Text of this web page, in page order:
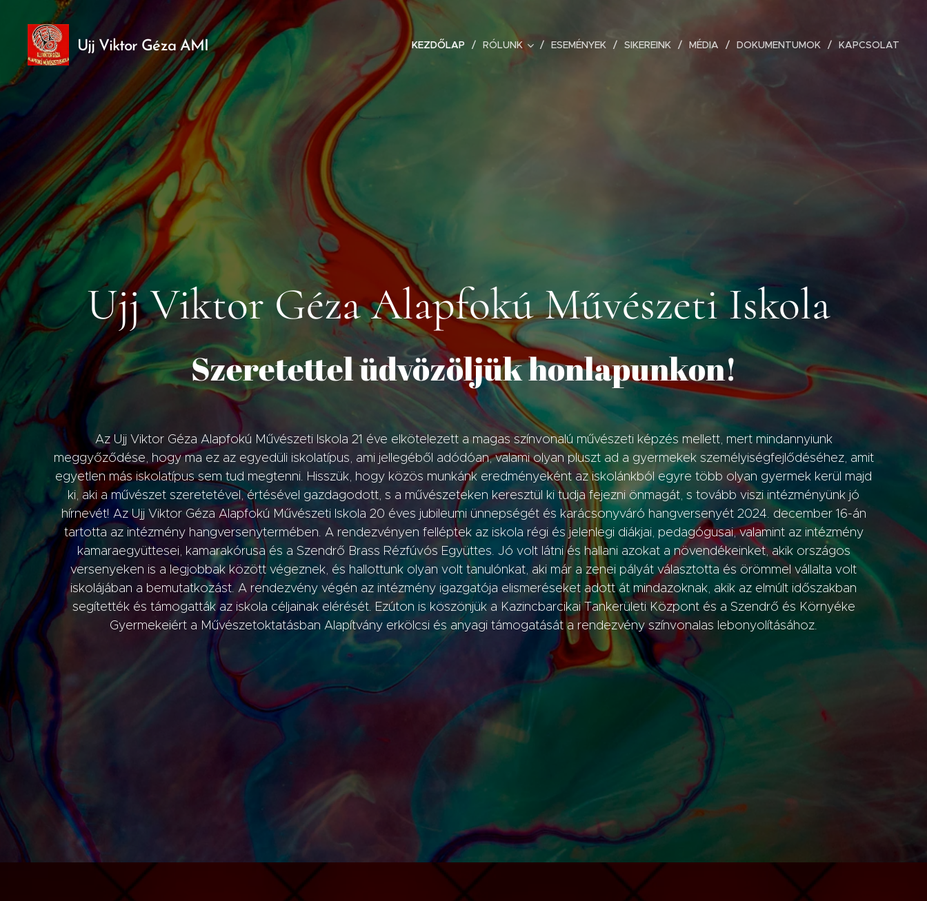
Ujj Viktor Géza AMI KEZDŐLAP RÓLUNK ESEMÉNYEK SIKEREINK MÉDIA DOKUMENTUMOK KAPCSOLAT
Ujj Viktor Géza Alapfokú Művészeti Iskola
Szeretettel üdvözöljük honlapunkon!
Az Ujj Viktor Géza Alapfokú Művészeti Iskola 21 éve elkötelezett a magas színvonalú művészeti képzés mellett, mert mindannyiunk
meggyőződése, hogy ma ez az egyedüli iskolatípus, ami jellegéből adódóan, valami olyan pluszt ad a gyermekek személyiségfejlődéséhez, amit
egyetlen más iskolatípus sem tud megtenni. Hisszük, hogy közös munkánk eredményeként az iskolánkból egyre több olyan gyermek kerül majd
ki, aki a művészet szeretetével, értésével gazdagodott, s a művészeteken keresztül ki tudja fejezni önmagát, s tovább viszi intézményünk jó
hírnevét! Az Ujj Viktor Géza Alapfokú Művészeti Iskola 20 éves jubileumi ünnepségét és karácsonyváró hangversenyét 2024. december 16-án
tartotta az intézmény hangversenytermében. A rendezvényen felléptek az iskola régi és jelenlegi diákjai, pedagógusai, valamint az intézmény
kamaraegyüttesei, kamarakórusa és a Szendrő Brass Rézfúvós Együttes. Jó volt látni és hallani azokat a növendékeinket, akik országos
versenyeken is a legjobbak között végeznek, és hallottunk olyan volt tanulónkat, aki már a zenei pályát választotta és örömmel vállalta volt
iskolájában a bemutatkozást. A rendezvény végén az intézmény igazgatója elismeréseket adott át mindazoknak, akik az elmúlt időszakban
segítették és támogatták az iskola céljainak elérését. Ezúton is köszönjük a Kazincbarcikai Tankerületi Központ és a Szendrő és Környéke
Gyermekeiért a Művészetoktatásban Alapítvány erkölcsi és anyagi támogatását a rendezvény színvonalas lebonyolításához.